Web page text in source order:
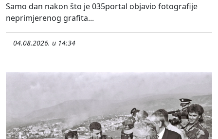
Samo dan nakon što je 035portal objavio fotografije
neprimjerenog grafita...
04.08.2026. u 14:34